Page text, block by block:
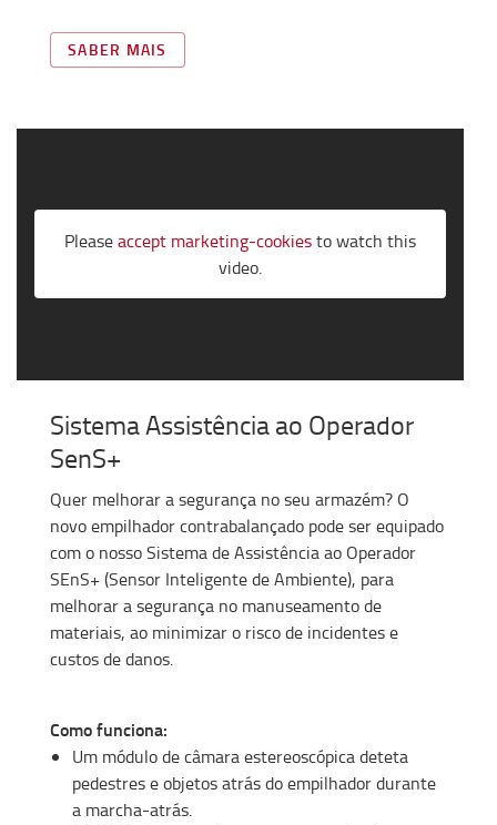
SABER MAIS
Pleaseaccept marketing-cookiesto watch this
video.
Sistema Assistência ao Operador
SenS+
Quer melhorar a segurança no seu armazém? O
novo empilhador contrabalançado pode ser equipado
com o nosso Sistema de Assistência ao Operador
SEnS+ (Sensor Inteligente de Ambiente), para
melhorar a segurança no manuseamento de
materiais, ao minimizar o risco de incidentes e
custos de danos.
Como funciona:
Um módulo de câmara estereoscópica deteta
pedestres e objetos atrás do empilhador durante
a marcha-atrás.